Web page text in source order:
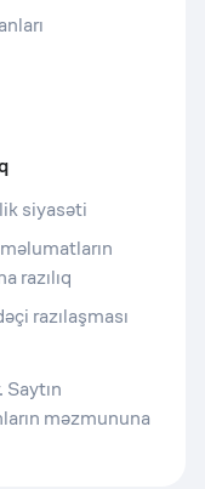
siyasəti
razılıq
razılaşması
məzmununa